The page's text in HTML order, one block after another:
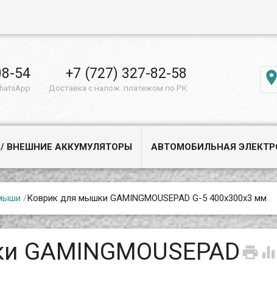
54 +7 (727) 327-82-58
Доставка с налож. платежом по РК

/ ВНЕШНИЕ АККУМУЛЯТОРЫ АВТОМОБИЛЬНАЯ
/Коврик для мышки GAMINGMOUSEPAD G-5 400x300x3 мм
 